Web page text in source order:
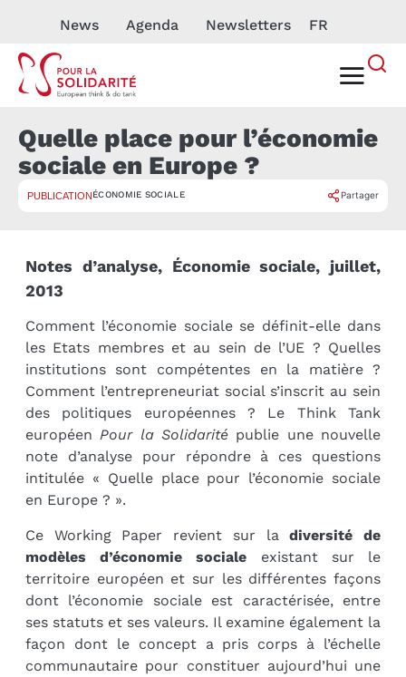
News Agenda Newsletters FR
Quelle place pour l’économie
sociale en Europe ?
PUBLICATIONÉCONOMIE SOCIALE Partager
Notes d’analyse, Économie sociale, juillet,
2013
Comment l’économie sociale se définit-elle dans
les Etats membres et au sein de l’UE ? Quelles
institutions sont compétentes en la matière ?
Comment l’entrepreneuriat social s’inscrit au sein
des politiques européennes ? Le Think Tank
européen Pour la Solidarité publie une nouvelle
note d’analyse pour répondre à ces questions
intitulée « Quelle place pour l’économie sociale
en Europe ? ».
Ce Working Paper revient sur ladiversité de
modèles d’économie sociale existant sur le
territoire européen et sur les différentes façons
dont l’économie sociale est caractérisée, entre
ses statuts et ses valeurs. Il examine également la
façon dont le concept a pris corps à l’échelle
communautaire pour constituer aujourd’hui une